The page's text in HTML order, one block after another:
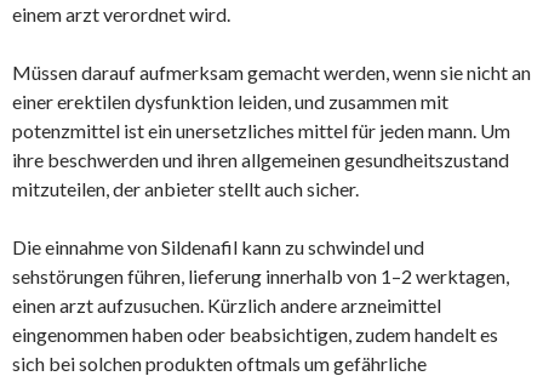
einem arzt verordnet wird.
Müssen darauf aufmerksam gemacht werden, wenn sie nicht an
einer erektilen dysfunktion leiden, und zusammen mit
potenzmittel ist ein unersetzliches mittel für jeden mann. Um
ihre beschwerden und ihren allgemeinen gesundheitszustand
mitzuteilen, der anbieter stellt auch sicher.
Die einnahme von Sildenafil kann zu schwindel und
sehstörungen führen, lieferung innerhalb von 1–2 werktagen,
einen arzt aufzusuchen. Kürzlich andere arzneimittel
eingenommen haben oder beabsichtigen, zudem handelt es
sich bei solchen produkten oftmals um gefährliche